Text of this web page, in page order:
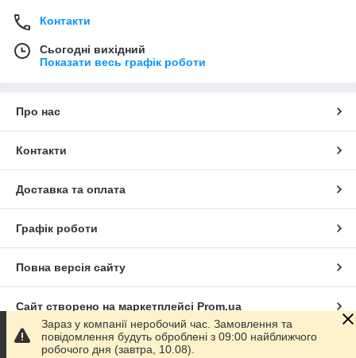
Контакти
Сьогодні вихідний
Показати весь графік роботи
Про нас
Контакти
Доставка та оплата
Графік роботи
Повна версія сайту
Сайт створено на маркетплейсі Prom.ua
Політика конфіденційності
Зараз у компанії неробочий час. Замовлення та
повідомлення будуть оброблені з 09:00 найближчого
робочого дня (завтра, 10.08).